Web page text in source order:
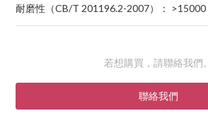
耐磨性（CB/T 201196.2-2007）： >15000
若想購買，請聯絡我們。
聯絡我們